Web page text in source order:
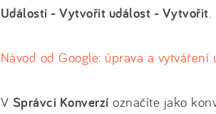
Události - Vytvořit událost - Vytvořit.
Návod od Google: úprava a vytváření
V Správci Konverzí označíte jako